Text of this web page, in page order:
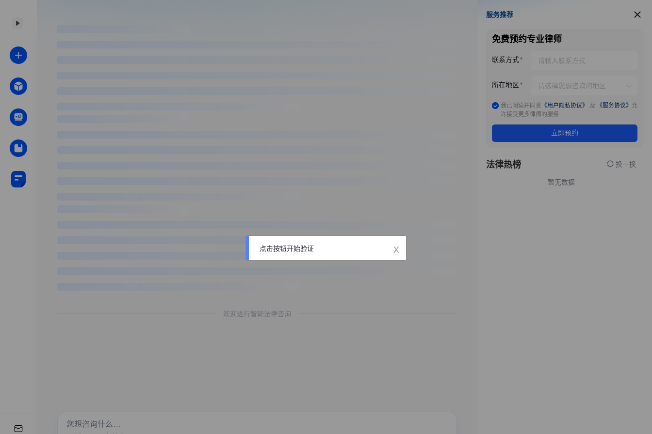
欢迎进行智能法律咨询
服务推荐
服务推荐
免费预约专业律师
联系方式
所在地区
我已阅读并同意 《用户隐私协议》 及 《服务协议》 允
许接受更多律师的服务
立即预约
法律热榜 换一换
暂无数据
点击按钮开始验证 x